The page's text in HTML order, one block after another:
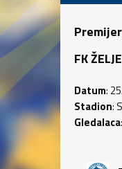
FK
Datum:
Stadion:
Gledalaca